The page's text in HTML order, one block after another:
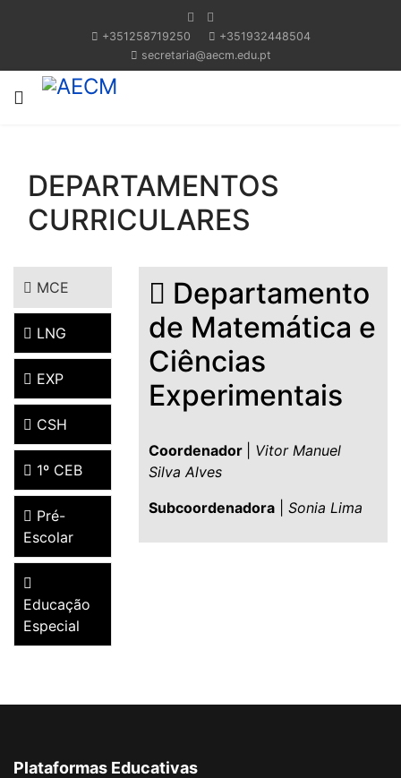
+351258719250
+351932448504
secretaria@aecm.edu.pt
DEPARTAMENTOS
CURRICULARES
MCE
LNG
EXP
CSH
1º CEB
Pré-
Escolar
Educação
Especial
Departamento
de Matemática e
Ciências
Experimentais
Coordenador
Vitor Manuel
Silva Alves
Subcoordenadora |Sonia Lima
Plataformas Educativas